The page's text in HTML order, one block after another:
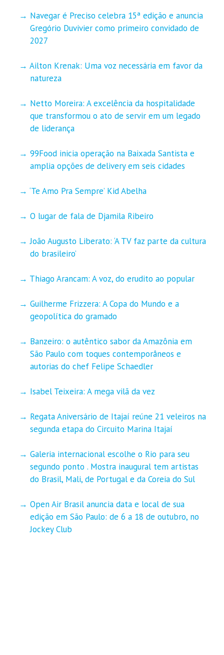
Navegar é Preciso celebra 15ª edição e anuncia
Gregório Duvivier como primeiro convidado de
2027
Ailton Krenak: Uma voz necessária em favor da
natureza
Netto Moreira: A excelência da hospitalidade
que transformou o ato de servir em um legado
de liderança
99Food inicia operação na Baixada Santista e
amplia opções de delivery em seis cidades
‘Te Amo Pra Sempre’ Kid Abelha
O lugar de fala de Djamila Ribeiro
João Augusto Liberato: ‘A TV faz parte da cultura
do brasileiro’
Thiago Arancam: A voz, do erudito ao popular
Guilherme Frizzera: A Copa do Mundo e a
geopolítica do gramado
Banzeiro: o autêntico sabor da Amazônia em
São Paulo com toques contemporâneos e
autorias do chef Felipe Schaedler
Isabel Teixeira: A mega vilã da vez
Regata Aniversário de Itajaí reúne 21 veleiros na
segunda etapa do Circuito Marina Itajaí
Galeria internacional escolhe o Rio para seu
segundo ponto . Mostra inaugural tem artistas
do Brasil, Mali, de Portugal e da Coreia do Sul
Open Air Brasil anuncia data e local de sua
edição em São Paulo: de 6 a 18 de outubro, no
Jockey Club